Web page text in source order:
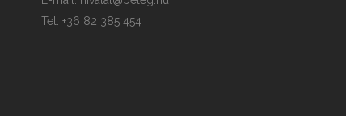
Tel: +36 82 385 454